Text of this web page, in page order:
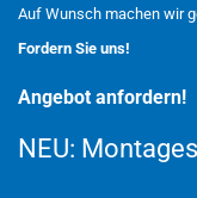
Auf Wunsch machen wir
Fordern Sie uns!
Angebot anfordern!
NEU: